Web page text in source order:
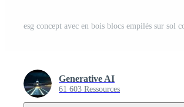
Generative AI
61 603 Ressources